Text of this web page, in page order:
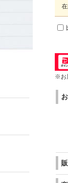
※お